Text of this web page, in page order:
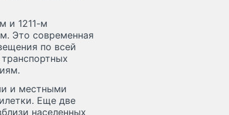
и 1211-м
Это современная
по всей
и местными
Еще две
населенных